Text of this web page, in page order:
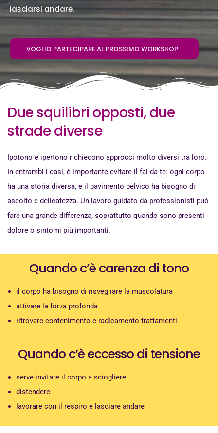
lasciarsi andare.
VOGLIO PARTECIPARE AL PROSSIMO WORKSHOP
Due squilibri opposti, due
strade diverse
Ipotono e ipertono richiedono approcci molto diversi tra loro.
In entrambi i casi, è importante evitare il fai-da-te: ogni corpo
ha una storia diversa, e il pavimento pelvico ha bisogno di
ascolto e delicatezza. Un lavoro guidato da professionisti può
fare una grande differenza, soprattutto quando sono presenti
dolore o sintomi più importanti.
Quando c’è carenza di tono
il corpo ha bisogno di risvegliare la muscolatura
attivare la forza profonda
ritrovare contenimento e radicamento trattamenti
Quando c’è eccesso di tensione
serve invitare il corpo a sciogliere
distendere
lavorare con il respiro e lasciare andare